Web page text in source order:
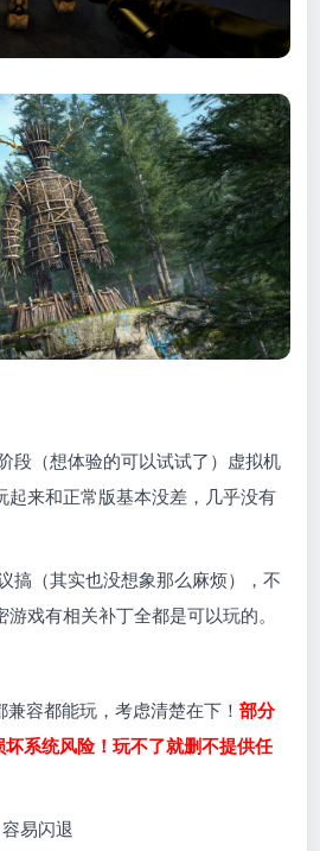
段（想体验的可以试试了）虚拟机
起来和正常版基本没差，几乎没有
搞（其实也没想象那么麻烦），不
戏有相关补丁全都是可以玩的。
兼容都能玩，考虑清楚在下！部分
系统风险！玩不了就删不提供任
易闪退